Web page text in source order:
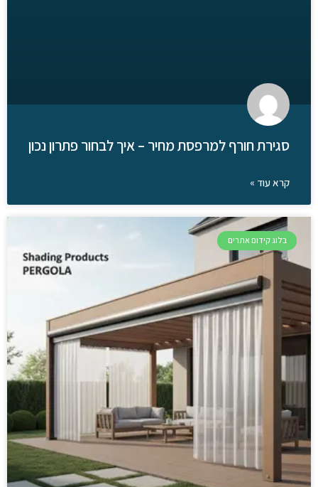
סגירת חורף למרפסת מחיר – איך לבחור פתרון נכון
קרא עוד »
בלוג קידום אתרים